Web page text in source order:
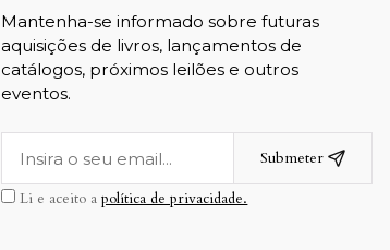
Mantenha-se informado sobre futuras
aquisições de livros, lançamentos de
catálogos, próximos leilões e outros
eventos.
Submeter
Li e aceito apolítica de privacidade.